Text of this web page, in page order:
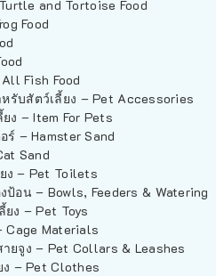
and Tortoise Food
Food
Fish Food
บสัตว์เลี้ยง – Pet Accessories
ง – Item For Pets
ร์ – Hamster Sand
Sand
ง – Pet Toilets
ป้อน – Bowls, Feeders & Watering
ยง – Pet Toys
Cage Materials
ยจูง – Pet Collars & Leashes
ง – Pet Clothes